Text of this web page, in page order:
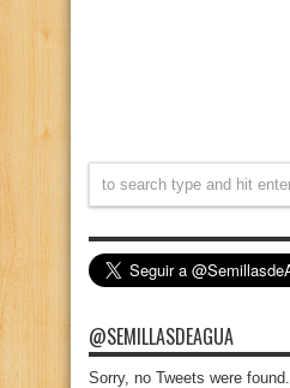
@SEMILLASDEAGUA
Sorry, no Tweets were found.